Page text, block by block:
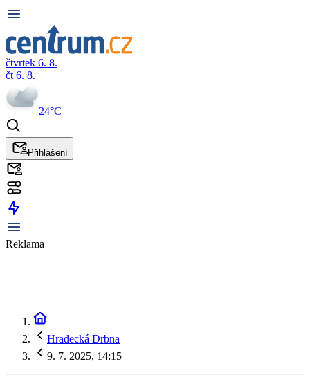
čtvrtek 6. 8.
čt 6. 8.
24°C
Přihlášení
Reklama
Hradecká Drbna
9. 7. 2025, 14:15